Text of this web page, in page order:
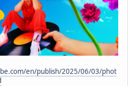
en/publish/2025/06/03/phot